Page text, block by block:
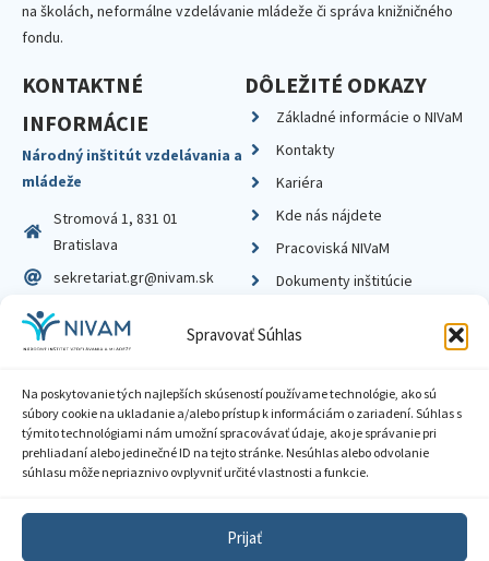
Spravovať Súhlas
Na poskytovanie tých najlepších skúseností používame technológie, ako sú
súbory cookie na ukladanie a/alebo prístup k informáciám o zariadení. Súhlas s
týmito technológiami nám umožní spracovávať údaje, ako je správanie pri
prehliadaní alebo jedinečné ID na tejto stránke. Nesúhlas alebo odvolanie
súhlasu môže nepriaznivo ovplyvniť určité vlastnosti a funkcie.
Prijať
na školách, neformálne vzdelávanie mládeže či správa knižničného
fondu.
KONTAKTNÉ
INFORMÁCIE
Národný inštitút vzdelávania a
mládeže
Stromová 1, 831 01
Bratislava
sekretariat.gr@nivam.sk
IČO: 00164348
DIČ: 2020798714
DÔLEŽITÉ ODKAZY
Základné informácie o NIVaM
Kontakty
Kariéra
Kde nás nájdete
Pracoviská NIVaM
Dokumenty inštitúcie
Zásady ochrany súkromia
Sprístupnenie informácií